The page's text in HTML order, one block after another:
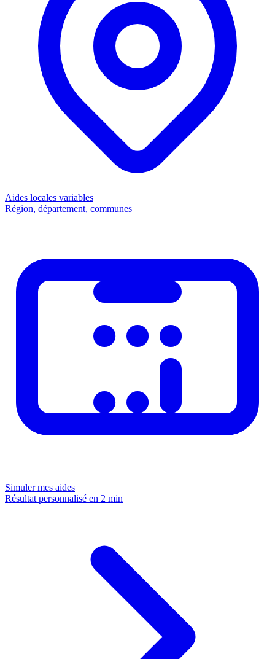
Aides locales variables
Région, département, communes
Simuler mes aides
Résultat personnalisé en 2 min